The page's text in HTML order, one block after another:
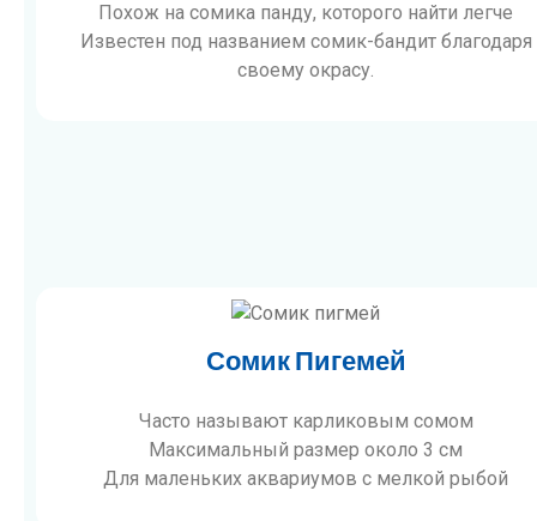
Похож на сомика панду, которого найти легче
Известен под названием сомик-бандит благодаря
своему окрасу.
Сомик Пигемей
Часто называют карликовым сомом
Максимальный размер около 3 см
Для маленьких аквариумов с мелкой рыбой